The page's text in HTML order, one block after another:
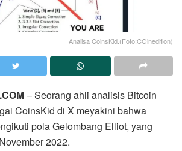
Analisa CoinsKid.(Foto:COinedition)
– Seorang ahli analisis Bitcoin
CoinsKid di X meyakini bahwa
pola Gelombang Elliot, yang
2022.